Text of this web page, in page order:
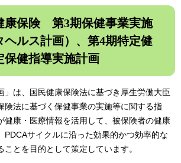
康保険 第3期保健事業実施
ヘルス計画）、第4期特定健
保健指導実施計画
は、国民健康保険法に基づき厚生労働大臣
険法に基づく保健事業の実施等に関する指
健康・医療情報を活用して、被保険者の健康
PDCAサイクルに沿った効果的かつ効率的な
とを目的として策定しています。